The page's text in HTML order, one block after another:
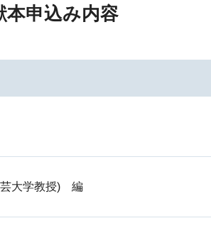
本申込み内容
芸大学教授) 編